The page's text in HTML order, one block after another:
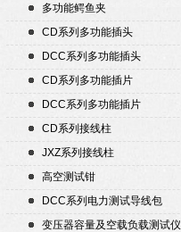
多功能鳄鱼夹
CD系列多功能插头
DCC系列多功能插头
CD系列多功能插片
DCC系列多功能插片
CD系列接线柱
JXZ系列接线柱
高空测试钳
DCC系列电力测试导线包
变压器容量及空载负载测试仪